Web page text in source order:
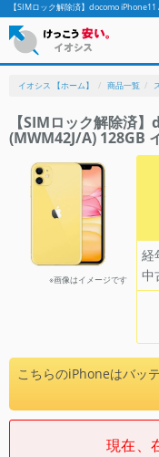
【SIMロック解除済】docomo
イオシス 【ホーム】 商品一覧
【SIMロック解除済
(MWM42J/A) 128GB
※画像はイメージです
経
中
こちらのiPhoneはバッ
現在、
かんたんパ
フリーワード
人気の検索ワード：Let's note
「スマートフォン」「タブレット」な
シリーズ
商品シリーズ名・ブランド名の絞り込
「iPhone」「Xperia」「Galaxy」な